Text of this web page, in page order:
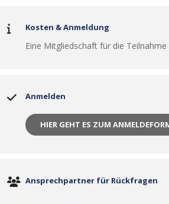
Kosten & Anmeldung
Eine Mitgliedschaft für die
Anmelden
HIER GEHT ES ZUM
Ansprechpartner für Rückfragen